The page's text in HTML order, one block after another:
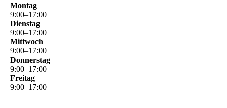
Montag
9:00–17:00
Dienstag
9:00–17:00
Mittwoch
9:00–17:00
Donnerstag
9:00–17:00
Freitag
9:00–17:00